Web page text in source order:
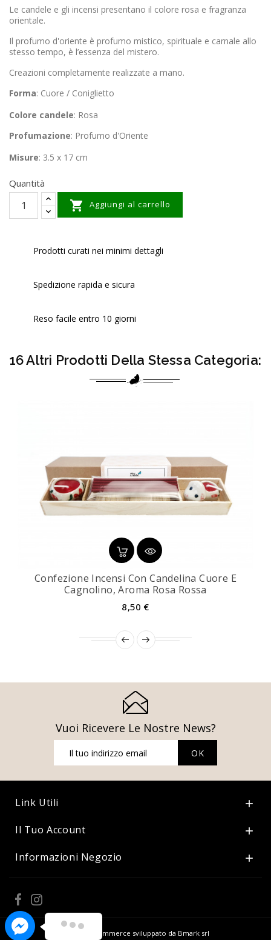
Le candele e gli incensi presentano il colore rosa e fragranza
orientale.
Il profumo d'oriente è profumo mistico, spirituale e carnale allo
stesso tempo, è l’essenza del mistero.
Creazioni completamente realizzate a mano.
Forma: Cuore / Coniglietto
Colore candele: Rosa
Profumazione: Profumo d'Oriente
Misure: 3.5 x 17 cm
Quantità
 Aggiungi al carrello
Prodotti curati nei minimi dettagli
Spedizione rapida e sicura
Reso facile entro 10 giorni
16 Altri Prodotti Della Stessa Categoria:
Confezione Incensi Con Candelina Cuore E
Cagnolino, Aroma Rosa Rossa
8,50 €Prezzo
Vuoi Ricevere Le Nostre News?
Link Utili 
Il Tuo Account 
Informazioni Negozio 
© 2026 - Ecommerce sviluppato da Bmark srl